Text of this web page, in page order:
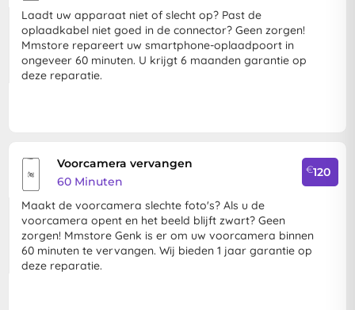
Laadt uw apparaat niet of slecht op? Past de
oplaadkabel niet goed in de connector? Geen zorgen!
Mmstore repareert uw smartphone-oplaadpoort in
ongeveer 60 minuten. U krijgt 6 maanden garantie op
deze reparatie.
Voorcamera vervangen
60 Minuten
€120
Maakt de voorcamera slechte foto's? Als u de
voorcamera opent en het beeld blijft zwart? Geen
zorgen! Mmstore Genk is er om uw voorcamera binnen
60 minuten te vervangen. Wij bieden 1 jaar garantie op
deze reparatie.